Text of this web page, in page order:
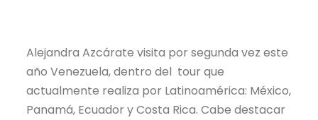
Alejandra Azcárate visita por segunda vez este
año Venezuela, dentro del tour que
actualmente realiza por Latinoamérica: México,
Panamá, Ecuador y Costa Rica. Cabe destacar